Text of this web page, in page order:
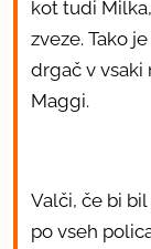
kot tudi
zveze. Tako
drgač v vsaki
Maggi.
Valči, če bi
po vseh